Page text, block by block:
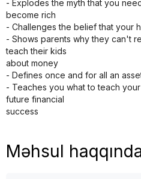
- Explodes the myth that you
become rich
- Challenges the belief that your
- Shows parents why they can't
teach their kids
about money
- Defines once and for all an
- Teaches you what to teach
future financial
success
Məhsul